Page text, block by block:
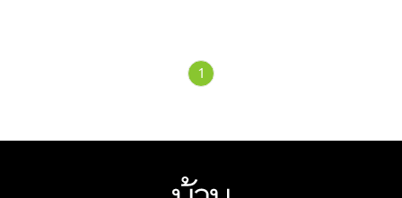
สวนในโซนนี้โดดเด่นด้วยบ้านสีขาวหลังใหญ่ที่ดูเรียบง่าย
ร่องสวนซึ่งเราถมดินเป็นโคกเพื่อเตรียมทำอาคารและสร้าง
1